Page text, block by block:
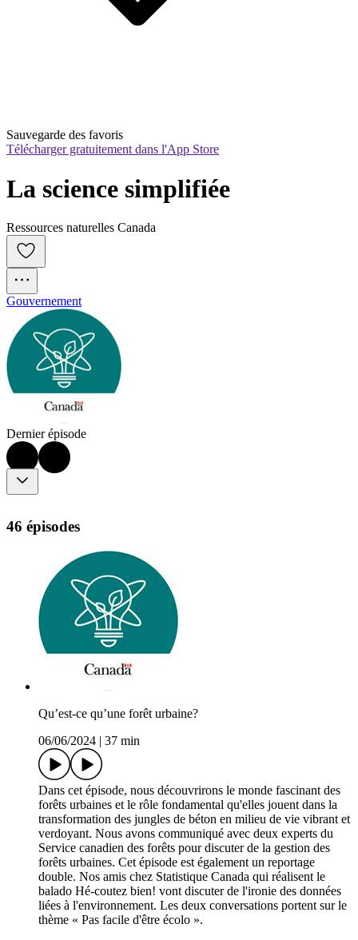
Sauvegarde des favoris
Télécharger gratuitement dans l'App Store
La science simplifiée
Ressources naturelles Canada
Gouvernement
Dernier épisode
46 épisodes
Qu’est-ce qu’une forêt urbaine?
06/06/2024 | 37 min
Dans cet épisode, nous découvrirons le monde fascinant des
forêts urbaines et le rôle fondamental qu'elles jouent dans la
transformation des jungles de béton en milieu de vie vibrant et
verdoyant. Nous avons communiqué avec deux experts du
Service canadien des forêts pour discuter de la gestion des
forêts urbaines. Cet épisode est également un reportage
double. Nos amis chez Statistique Canada qui réalisent le
balado Hé-coutez bien! vont discuter de l'ironie des données
liées à l'environnement. Les deux conversations portent sur le
thème « Pas facile d'être écolo ».